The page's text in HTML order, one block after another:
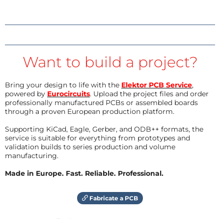
Want to build a project?
Bring your design to life with the Elektor PCB Service,
powered by Eurocircuits. Upload the project files and order
professionally manufactured PCBs or assembled boards
through a proven European production platform.
Supporting KiCad, Eagle, Gerber, and ODB++ formats, the
service is suitable for everything from prototypes and
validation builds to series production and volume
manufacturing.
Made in Europe. Fast. Reliable. Professional.
Fabricate a PCB